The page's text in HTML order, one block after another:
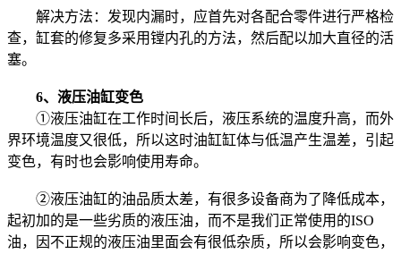
解决方法：发现内漏时，应首先对各配合零件进行严格检
查，缸套的修复多采用镗内孔的方法，然后配以加大直径的活
塞。
6、液压油缸变色
①液压油缸在工作时间长后，液压系统的温度升高，而外
界环境温度又很低，所以这时油缸缸体与低温产生温差，引起
变色，有时也会影响使用寿命。
②液压油缸的油品质太差，有很多设备商为了降低成本，
起初加的是一些劣质的液压油，而不是我们正常使用的ISO
油，因不正规的液压油里面会有很低杂质，所以会影响变色，